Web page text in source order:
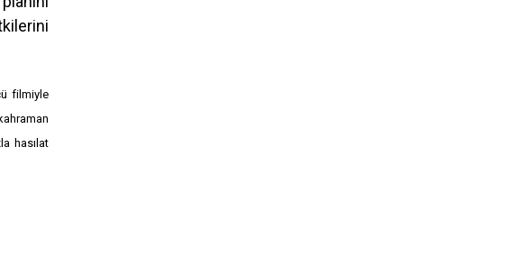
filmiyle
hasılat